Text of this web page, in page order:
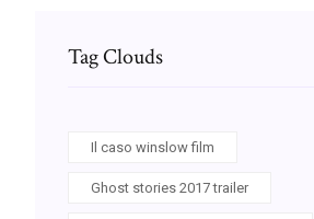
Tag Clouds
Il caso winslow film
Ghost stories 2017 trailer